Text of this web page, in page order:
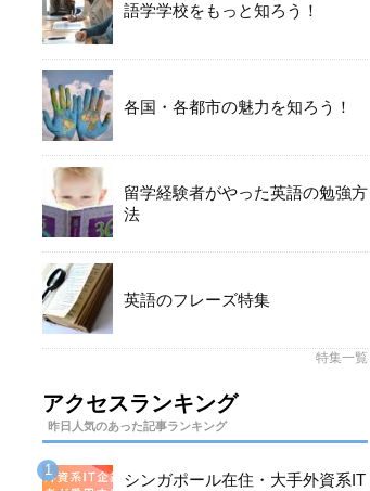
語学学校をもっと知ろう！
各国・各都市の魅力を知ろう！
留学経験者がやった英語の勉強方
法
英語のフレーズ特集
特集一覧
アクセスランキング
昨日人気のあった記事ランキング
シンガポール在住・大手外資系IT